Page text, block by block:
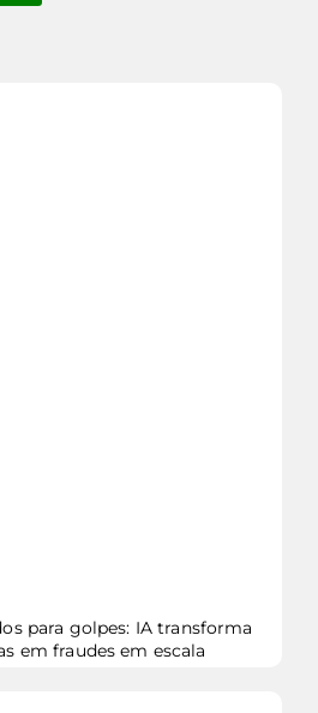
para golpes: IA transforma
em fraudes em escala